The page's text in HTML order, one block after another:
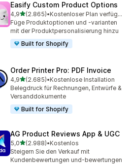
Easify Custom Product Options
4,9von 5 Sternen
(2.865)
2865 Rezensionen insgesamt
•
Kostenloser Plan verfügbar
Füge Produktoptionen und -varianten
mit der Produktpersonalisierung hinzu
Built for Shopify
Order Printer Pro: PDF Invoice
4,9von 5 Sternen
(2.685)
2685 Rezensionen insgesamt
•Kostenlose Installation
Belegdruck für Rechnungen, Entwürfe &
Versanddokumente
Built for Shopify
AG Product Reviews App & UGC
5,0von 5 Sternen
(2.988)
2988 Rezensionen insgesamt
•Kostenlos
Steigern Sie den Verkauf mit
Kundenbewertungen und-bewertungen